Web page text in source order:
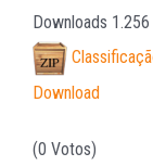
Downloads 1.256
Download
(0 Votos)